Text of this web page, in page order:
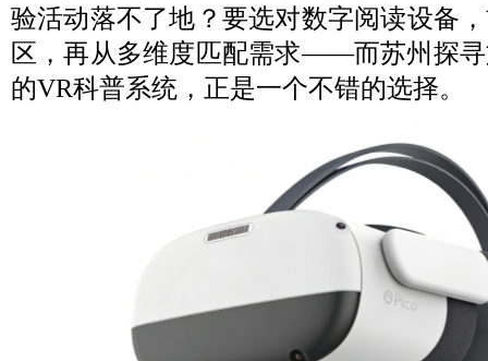
验活动落不了地？要选对数字阅读设备
区，再从多维度匹配需求——而苏州探
的VR科普系统，正是一个不错的选择。